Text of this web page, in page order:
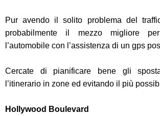
Pur avendo il solito problema del
probabilmente il mezzo migliore
l’automobile con l’assistenza di un gps
Cercate di pianificare bene gli
l’itinerario in zone ed evitando il più
Hollywood Boulevard